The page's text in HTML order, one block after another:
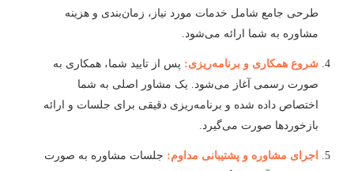
طرحی جامع شامل خدمات مورد نیاز، زمان‌بندی و هزینه
مشاوره به شما ارائه می‌شود.
شروع همکاری و برنامه‌ریزی: پس از تایید شما، همکاری به
صورت رسمی آغاز می‌شود. یک مشاور اصلی به شما
اختصاص داده شده و برنامه‌ریزی دقیقی برای جلسات و ارائه
بازخوردها صورت می‌گیرد.
اجرای مشاوره و پشتیبانی مداوم: جلسات مشاوره به صورت